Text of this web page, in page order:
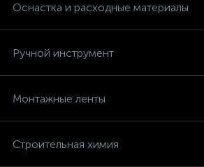
Оснастка и расходные материалы
Ручной инструмент
Монтажные ленты
Строительная химия